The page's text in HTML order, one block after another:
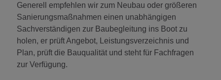
Generell empfehlen wir zum Neubau oder größeren
Sanierungsmaßnahmen einen unabhängigen
Sachverständigen zur Baubegleitung ins Boot zu
holen, er prüft Angebot, Leistungsverzeichnis und
Plan, prüft die Bauqualität und steht für Fachfragen
zur Verfügung.